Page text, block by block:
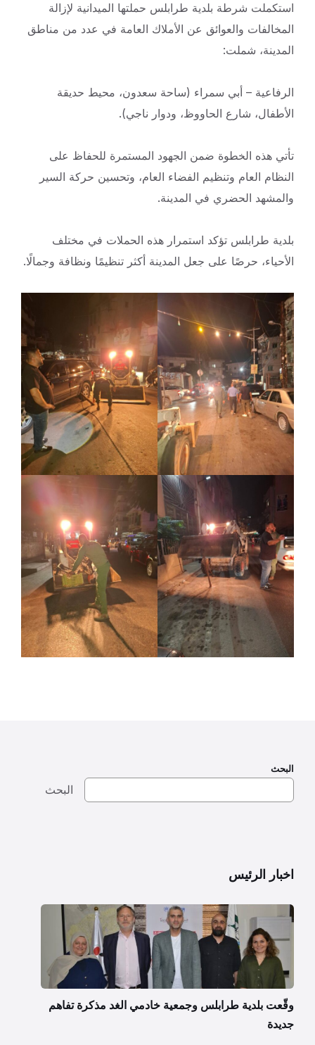
استكملت شرطة بلدية طرابلس حملتها الميدانية لإزالة
المخالفات والعوائق عن الأملاك العامة في عدد من مناطق
المدينة، شملت:
الرفاعية – أبي سمراء (ساحة سعدون، محيط حديقة
الأطفال، شارع الحاووظ، ودوار ناجي).
تأتي هذه الخطوة ضمن الجهود المستمرة للحفاظ على
النظام العام وتنظيم الفضاء العام، وتحسين حركة السير
والمشهد الحضري في المدينة.
بلدية طرابلس تؤكد استمرار هذه الحملات في مختلف
الأحياء، حرصًا على جعل المدينة أكثر تنظيمًا ونظافة وجمالًا.
البحث
البحث
اخبار الرئيس
وقّعت بلدية طرابلس وجمعية خادمي الغد مذكرة تفاهم
جديدة